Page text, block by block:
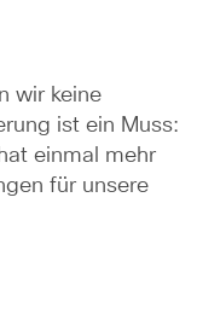
wir keine
ist ein Muss:
einmal mehr
für unsere